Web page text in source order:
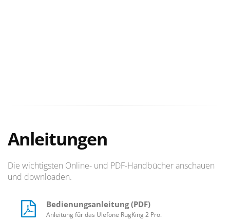
Anleitungen
Die wichtigsten Online- und PDF-Handbücher anschauen
und downloaden.
Bedienungsanleitung (PDF)
Anleitung für das Ulefone RugKing 2 Pro.